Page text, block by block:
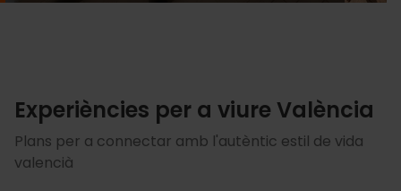
Experiències per a viure València
Plans per a connectar amb l'autèntic estil de vida
valencià